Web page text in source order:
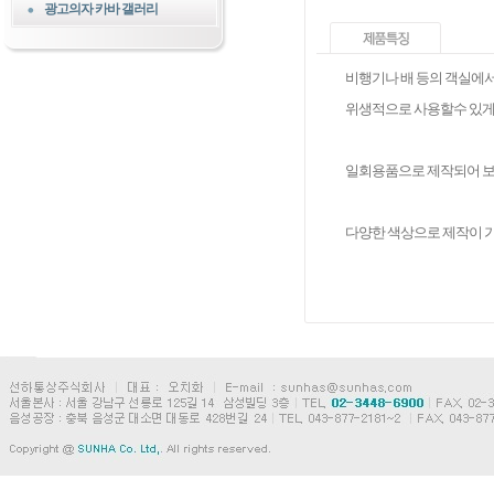
광고의자 카바 갤러리
비행기나 배 등의 객실에
위생적으로 사용할수 있
일회용품으로 제작되어
다양한 색상으로 제작이